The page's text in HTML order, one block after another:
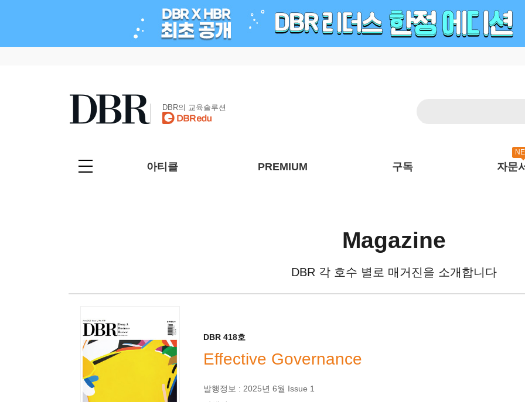
DBR의 교육솔루션
아티클 PREMIUM 구독 자문
Magazine
DBR 각 호수 별로 매거진을 소개합니다
DBR 418호
Effective Governance
발행정보 : 2025년 6월 Issue 1